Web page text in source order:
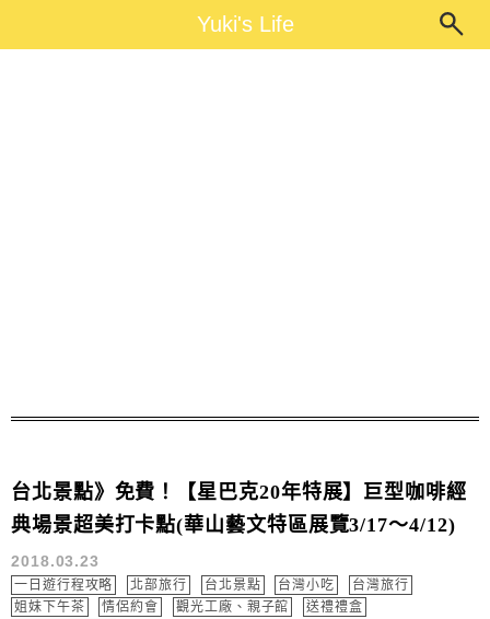
Yuki's LifeYuki's Life
台北景點》免費！【星巴克20年特展】巨型咖啡經
典場景超美打卡點(華山藝文特區展覽3/17～4/12)
2018.03.23
一日遊行程攻略 北部旅行 台北景點 台灣小吃
台灣旅行
姐妹下午茶
情侶約會 觀光工廠、親子館
送禮禮盒